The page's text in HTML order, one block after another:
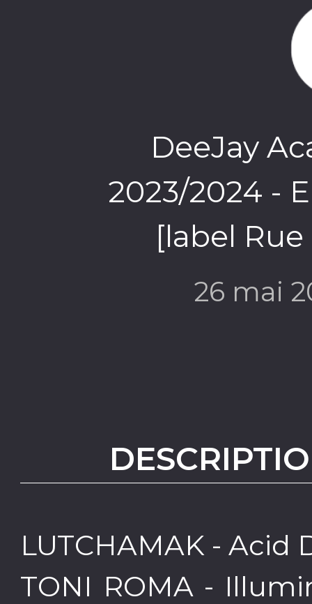
DeeJay
2023/2024 -
[label Rue
26 mai
LUTCHAMAK - Acid
TONI ROMA -